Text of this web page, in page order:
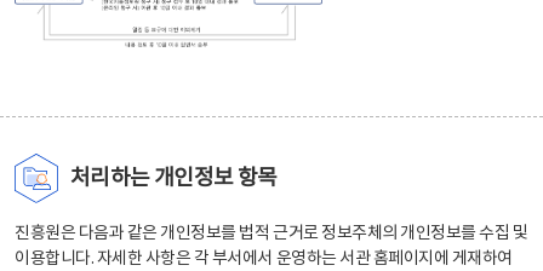
처리하는 개인정보 항목
진흥원은 다음과 같은 개인정보를 법적 근거로 정보주체의 개인정보를 수집 및
이용합니다. 자세한 사항은 각 부서에서 운영하는 서관 홈페이지에 게재하여